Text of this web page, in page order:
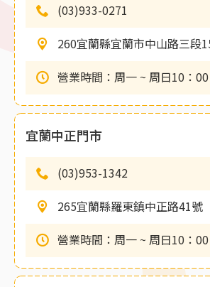
(03)933-0271
260宜蘭縣宜蘭市中山路三段
營業時間：周一 ~ 周日10：
宜蘭中正門市
(03)953-1342
265宜蘭縣羅東鎮中正路41號
營業時間：周一 ~ 周日10：